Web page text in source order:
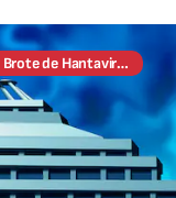
Martha Debayle | Brote de Hantavirus en el Crucero de expedición Polar MV Hondius
Compartir